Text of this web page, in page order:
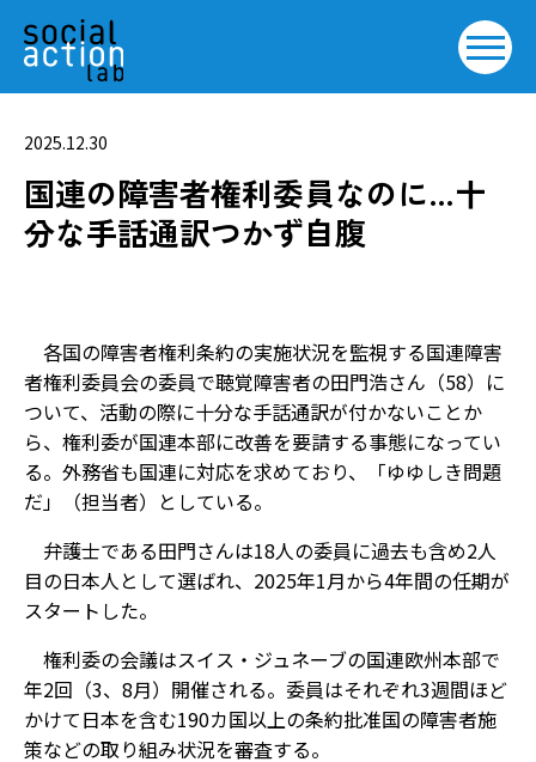
2025.12.30
国連の障害者権利委員なのに…十
分な手話通訳つかず自腹
各国の障害者権利条約の実施状況を監視する国連障害
者権利委員会の委員で聴覚障害者の田門浩さん（58）に
ついて、活動の際に十分な手話通訳が付かないことか
ら、権利委が国連本部に改善を要請する事態になってい
る。外務省も国連に対応を求めており、「ゆゆしき問題
だ」（担当者）としている。
弁護士である田門さんは18人の委員に過去も含め2人
目の日本人として選ばれ、2025年1月から4年間の任期が
スタートした。
権利委の会議はスイス・ジュネーブの国連欧州本部で
年2回（3、8月）開催される。委員はそれぞれ3週間ほど
かけて日本を含む190カ国以上の条約批准国の障害者施
策などの取り組み状況を審査する。